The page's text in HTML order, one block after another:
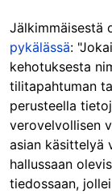
Jälkimmäisestä
pykälässä:
kehotuksesta
tilitapahtuman
perusteella
verovelvollisen
asian käsittelyä
hallussaan
tiedossaan,